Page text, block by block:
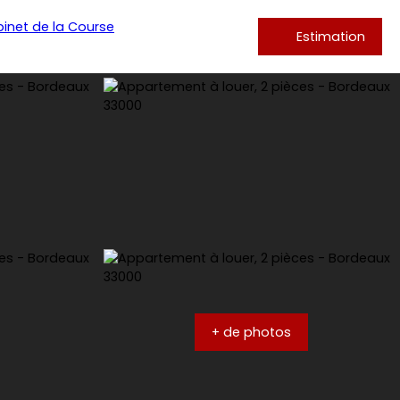
Estimation
+ de photos